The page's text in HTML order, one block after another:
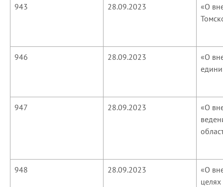
943 28.09.2023
«О
946 28.09.2023
«О
947 28.09.2023
«О
948 28.09.2023
«О